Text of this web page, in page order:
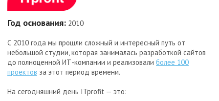
Год основания: 2010
С 2010 года мы прошли сложный и интересный путь от
небольшой студии, которая занималась разработкой сайтов
до полноценной ИТ-компании и реализовали более 100
проектов за этот период времени.
На сегодняшний день ITprofit — это: